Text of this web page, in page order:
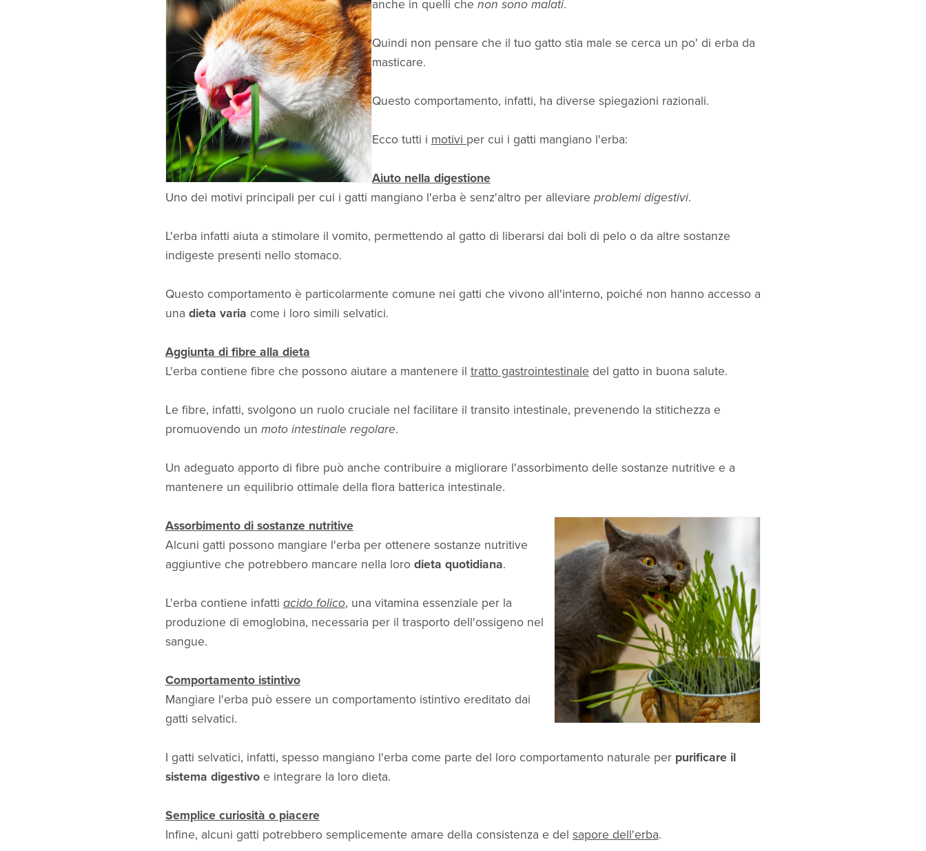
anche in quelli che non sono malati.
Quindi non pensare che il tuo gatto stia male se cerca un po' di erba da
masticare.
Questo comportamento, infatti, ha diverse spiegazioni razionali.
Ecco tutti i motivi per cui i gatti mangiano l'erba:
Aiuto nella digestione
Uno dei motivi principali per cui i gatti mangiano l'erba è senz'altro per alleviare problemi digestivi.
L'erba infatti aiuta a stimolare il vomito, permettendo al gatto di liberarsi dai boli di pelo o da altre sostanze
indigeste presenti nello stomaco.
Questo comportamento è particolarmente comune nei gatti che vivono all'interno, poiché non hanno accesso a
una dieta varia come i loro simili selvatici.
Aggiunta di fibre alla dieta
L'erba contiene fibre che possono aiutare a mantenere il tratto gastrointestinale del gatto in buona salute.
Le fibre, infatti, svolgono un ruolo cruciale nel facilitare il transito intestinale, prevenendo la stitichezza e
promuovendo un moto intestinale regolare.
Un adeguato apporto di fibre può anche contribuire a migliorare l'assorbimento delle sostanze nutritive e a
mantenere un equilibrio ottimale della flora batterica intestinale.
Assorbimento di sostanze nutritive
Alcuni gatti possono mangiare l'erba per ottenere sostanze nutritive
aggiuntive che potrebbero mancare nella loro dieta quotidiana.
L'erba contiene infatti acido folico, una vitamina essenziale per la
produzione di emoglobina, necessaria per il trasporto dell'ossigeno nel
sangue.
Comportamento istintivo
Mangiare l'erba può essere un comportamento istintivo ereditato dai
gatti selvatici.
I gatti selvatici, infatti, spesso mangiano l'erba come parte del loro comportamento naturale per purificare il
sistema digestivoe integrare la loro dieta.
Semplice curiosità o piacere
Infine, alcuni gatti potrebbero semplicemente amare della consistenza e del sapore dell'erba.